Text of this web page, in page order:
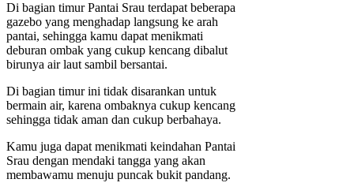
Di bagian timur Pantai Srau terdapat beberapa
gazebo yang menghadap langsung ke arah
pantai, sehingga kamu dapat menikmati
deburan ombak yang cukup kencang dibalut
birunya air laut sambil bersantai.
Di bagian timur ini tidak disarankan untuk
bermain air, karena ombaknya cukup kencang
sehingga tidak aman dan cukup berbahaya.
Kamu juga dapat menikmati keindahan Pantai
Srau dengan mendaki tangga yang akan
membawamu menuju puncak bukit pandang.